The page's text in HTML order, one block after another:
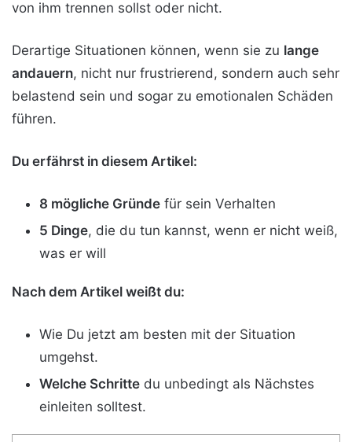
von ihm trennen sollst oder nicht.
Derartige Situationen können, wenn sie zu lange
andauern, nicht nur frustrierend, sondern auch sehr
belastend sein und sogar zu emotionalen Schäden
führen.
Du erfährst in diesem Artikel:
8 mögliche Gründe für sein Verhalten
5 Dinge, die du tun kannst, wenn er nicht weiß,
was er will
Nach dem Artikel weißt du:
Wie Du jetzt am besten mit der Situation
umgehst.
Welche Schritte du unbedingt als Nächstes
einleiten solltest.